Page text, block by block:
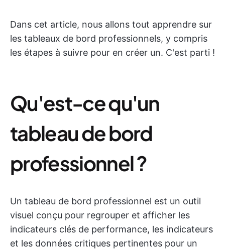
Dans cet article, nous allons tout apprendre sur
les tableaux de bord professionnels, y compris
les étapes à suivre pour en créer un. C'est parti !
Qu'est-ce qu'un
tableau de bord
professionnel ?
Un tableau de bord professionnel est un outil
visuel conçu pour regrouper et afficher les
indicateurs clés de performance, les indicateurs
et les données critiques pertinentes pour un